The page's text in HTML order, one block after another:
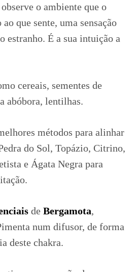
o ambiente que o
que sente, uma sensação
estranho. É a sua intuição a
cereais, sementes de
abóbora, lentilhas.
métodos para alinhar
do Sol, Topázio, Citrino,
e Ágata Negra para
de Bergamota,
num difusor, de forma
deste chakra.